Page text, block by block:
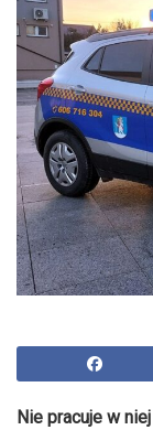
Nie pracuje w